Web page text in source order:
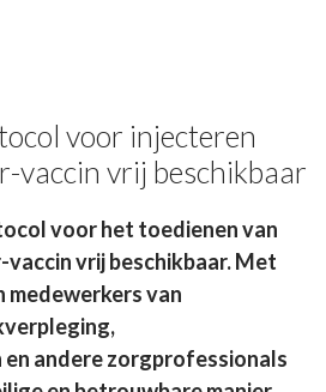
voor injecteren
vaccin vrij beschikbaar
voor het toedienen van
vrij beschikbaar. Met
van
andere zorgprofessionals